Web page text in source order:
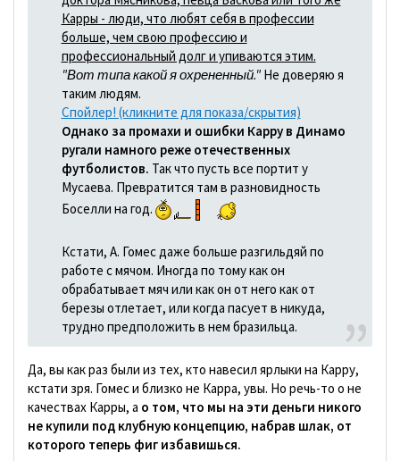
Карры - люди, что любят себя в профессии
больше, чем свою профессию и
профессиональный долг и упиваются этим.
"Вот типа какой я охрененный."Не доверяю я
таким людям.
Спойлер! (кликните для показа/скрытия)
Однако за промахи и ошибки Карру в Динамо
ругали намного реже отечественных
футболистов. Так что пусть все портит у
Мусаева. Превратится там в разновидность
Боселли на год.
Кстати, А. Гомес даже больше разгильдяй по
работе с мячом. Иногда по тому как он
обрабатывает мяч или как он от него как от
березы отлетает, или когда пасует в никуда,
трудно предположить в нем бразильца.
Да, вы как раз были из тех, кто навесил ярлыки на Карру,
кстати зря. Гомес и близко не Карра, увы. Но речь-то о не
качествах Карры, а о том, что мы на эти деньги никого
не купили под клубную концепцию, набрав шлак, от
которого теперь фиг избавишься.